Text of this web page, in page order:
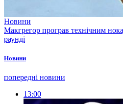
Новини
Макгрегор програв технічним
раунді
Новини
попередні новини
13:00